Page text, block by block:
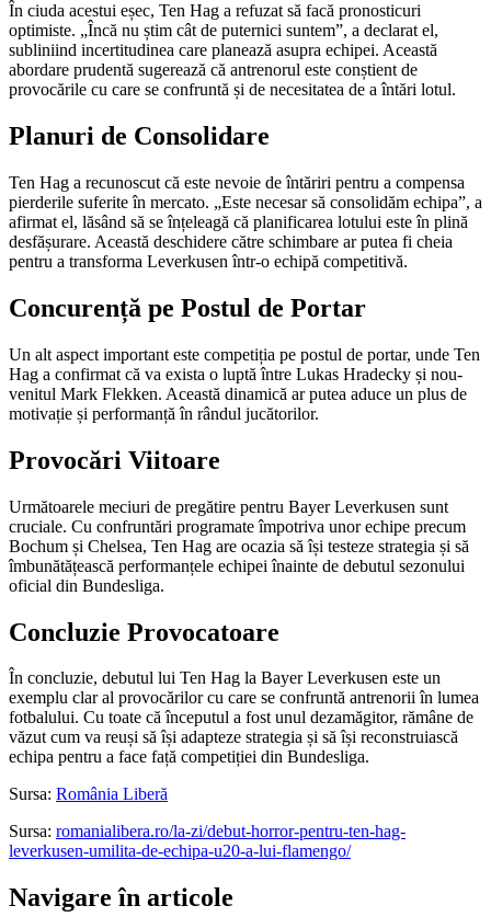
În ciuda acestui eșec, Ten Hag a refuzat să facă pronosticuri
optimiste. „Încă nu știm cât de puternici suntem”, a declarat el,
subliniind incertitudinea care planează asupra echipei. Această
abordare prudentă sugerează că antrenorul este conștient de
provocările cu care se confruntă și de necesitatea de a întări lotul.
Planuri de Consolidare
Ten Hag a recunoscut că este nevoie de întăriri pentru a compensa
pierderile suferite în mercato. „Este necesar să consolidăm echipa”, a
afirmat el, lăsând să se înțeleagă că planificarea lotului este în plină
desfășurare. Această deschidere către schimbare ar putea fi cheia
pentru a transforma Leverkusen într-o echipă competitivă.
Concurență pe Postul de Portar
Un alt aspect important este competiția pe postul de portar, unde Ten
Hag a confirmat că va exista o luptă între Lukas Hradecky și nou-
venitul Mark Flekken. Această dinamică ar putea aduce un plus de
motivație și performanță în rândul jucătorilor.
Provocări Viitoare
Următoarele meciuri de pregătire pentru Bayer Leverkusen sunt
cruciale. Cu confruntări programate împotriva unor echipe precum
Bochum și Chelsea, Ten Hag are ocazia să își testeze strategia și să
îmbunătățească performanțele echipei înainte de debutul sezonului
oficial din Bundesliga.
Concluzie Provocatoare
În concluzie, debutul lui Ten Hag la Bayer Leverkusen este un
exemplu clar al provocărilor cu care se confruntă antrenorii în lumea
fotbalului. Cu toate că începutul a fost unul dezamăgitor, rămâne de
văzut cum va reuși să își adapteze strategia și să își reconstruiască
echipa pentru a face față competiției din Bundesliga.
Sursa: România Liberă
Sursa: romanialibera.ro/la-zi/debut-horror-pentru-ten-hag-
leverkusen-umilita-de-echipa-u20-a-lui-flamengo/
Navigare în articole